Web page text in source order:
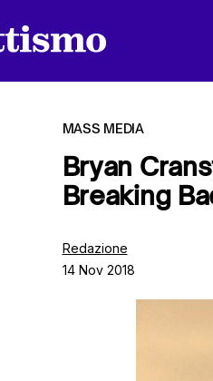
MASS MEDIA
Bryan
Breaking
Redazione
14 Nov 2018